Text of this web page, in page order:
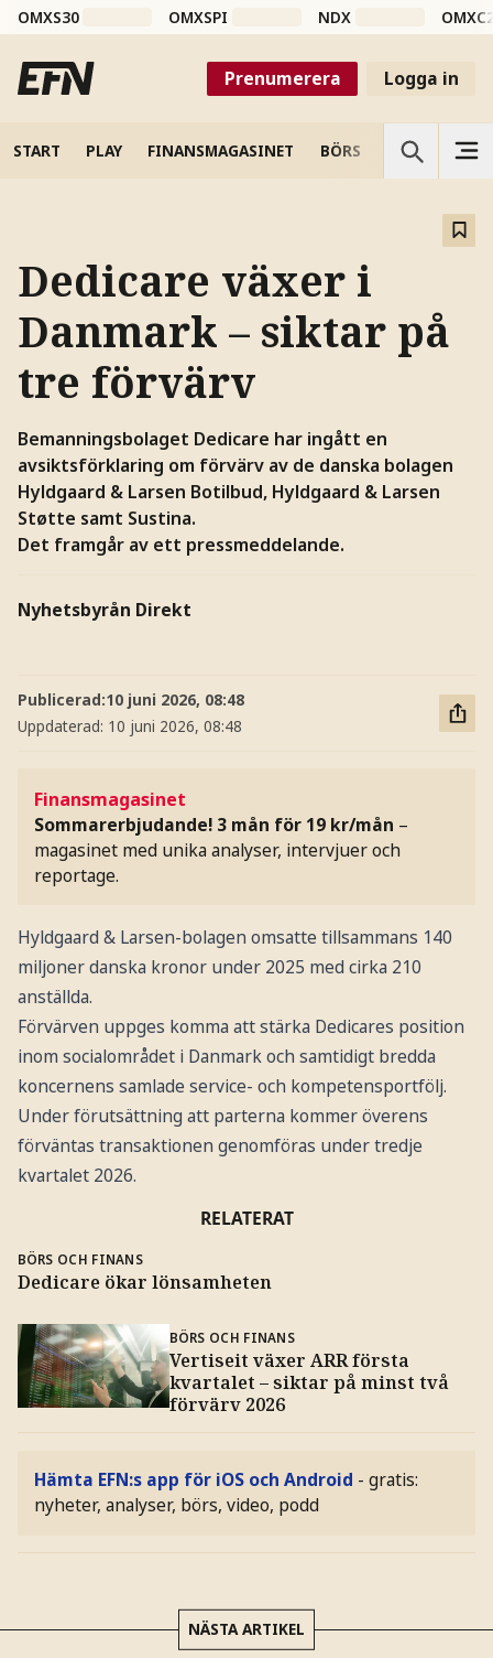
OMXS30 OMXSPI NDX
Prenumerera Logga in
START PLAY FINANSMAGASINET BÖRS VETENSKAP
Dedicare växer i
Danmark – siktar på
tre förvärv
Bemanningsbolaget Dedicare har ingått en
avsiktsförklaring om förvärv av de danska bolagen
Hyldgaard & Larsen Botilbud, Hyldgaard & Larsen
Støtte samt Sustina.
Det framgår av ett pressmeddelande.
Nyhetsbyrån Direkt
Publicerad:10 juni 2026, 08:48
Uppdaterad: 10 juni 2026, 08:48
Finansmagasinet
Sommarerbjudande! 3 mån för 19 kr/mån –
magasinet med unika analyser, intervjuer och
reportage.
Hyldgaard & Larsen-bolagen omsatte tillsammans 140
miljoner danska kronor under 2025 med cirka 210
anställda.
Förvärven uppges komma att stärka Dedicares position
inom socialområdet i Danmark och samtidigt bredda
koncernens samlade service- och kompetensportfölj.
Under förutsättning att parterna kommer överens
förväntas transaktionen genomföras under tredje
kvartalet 2026.
RELATERAT
BÖRS OCH FINANS
Dedicare ökar lönsamheten
BÖRS OCH FINANS
Vertiseit växer ARR första
kvartalet – siktar på minst två
förvärv 2026
Hämta EFN:s app för iOS och Android - gratis:
nyheter, analyser, börs, video, podd
NÄSTA ARTIKEL